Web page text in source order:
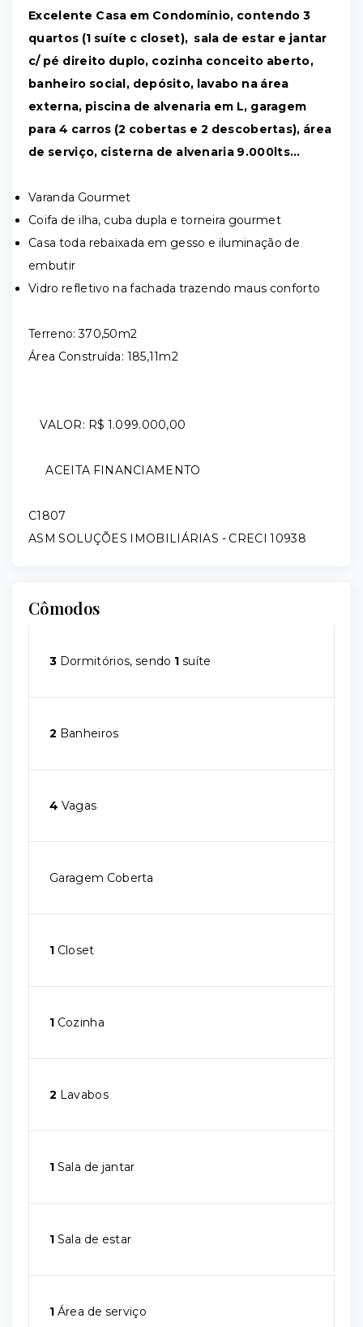
Excelente Casa em Condomínio, contendo 3
quartos (1 suíte c closet), sala de estar e jantar
c/ pé direito duplo, cozinha conceito aberto,
banheiro social, depósito, lavabo na área
externa, piscina de alvenaria em L, garagem
para 4 carros (2 cobertas e 2 descobertas), área
de serviço, cisterna de alvenaria 9.000lts…
Varanda Gourmet
Coifa de ilha, cuba dupla e torneira gourmet
Casa toda rebaixada em gesso e iluminação de
embutir
Vidro refletivo na fachada trazendo maus conforto
Terreno: 370,50m2
Área Construída: 185,11m2
VALOR: R$ 1.099.000,00
ACEITA FINANCIAMENTO
C1807
ASM SOLUÇÕES IMOBILIÁRIAS - CRECI 10938
Cômodos
3 Dormitórios, sendo 1 suíte
2 Banheiros
4 Vagas
Garagem Coberta
1 Closet
1 Cozinha
2 Lavabos
1 Sala de jantar
1 Sala de estar
1 Área de serviço